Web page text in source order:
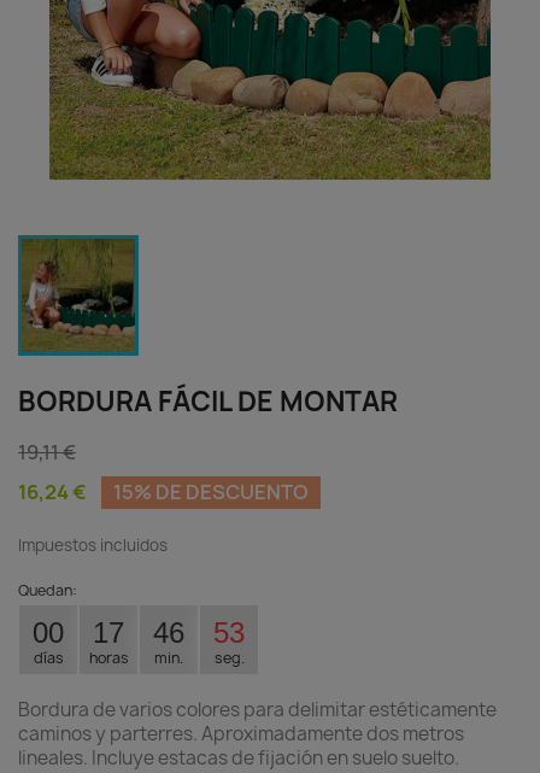
BORDURA FÁCIL DE MONTAR
19,11 €
16,24 €
15% DE DESCUENTO
Impuestos incluidos
Quedan:
00
días
17
horas
46
min.
53
seg.
Bordura de varios colores para delimitar estéticamente
caminos y parterres. Aproximadamente dos metros
lineales. Incluye estacas de fijación en suelo suelto.